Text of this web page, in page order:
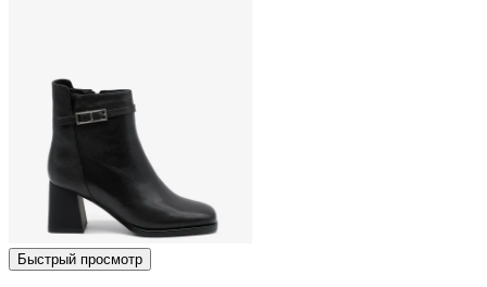
Быстрый просмотр